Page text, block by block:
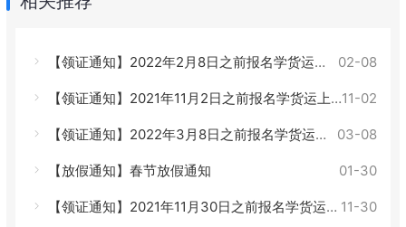
02-08
【领证通知】2022年2月8日之前报名学货运上岗证的学员可以来领证了！
11-02
【领证通知】2021年11月2日之前报名学货运上岗证的学员可以来领证了！
03-08
【领证通知】2022年3月8日之前报名学货运上岗证的学员可以来领证了！
01-30
【放假通知】春节放假通知
11-30
【领证通知】2021年11月30日之前报名学货运上岗证的学员可以来领证了！